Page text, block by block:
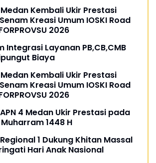
Medan Kembali Ukir Prestasi
2026
Integrasi Layanan PB,CB,CMB
Biaya
Medan Kembali Ukir Prestasi
2026
4 Medan Ukir Prestasi pada
1448 H
1 Dukung Khitan Massal
Hari Anak Nasional